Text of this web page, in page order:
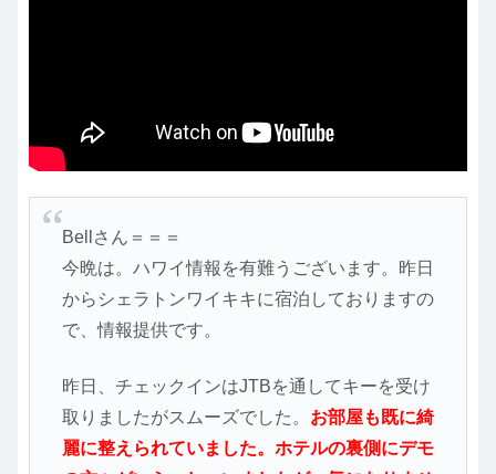
Bellさん＝＝＝
今晩は。ハワイ情報を有難うございます。昨日
からシェラトンワイキキに宿泊しておりますの
で、情報提供です。
昨日、チェックインはJTBを通してキーを受け
取りましたがスムーズでした。 お部屋も既に綺
麗に整えられていました。ホテルの裏側にデモ